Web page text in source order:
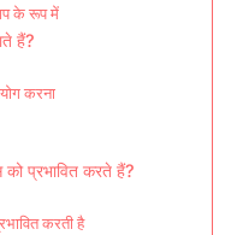
के रूप में
हैं?
करना
को प्रभावित करते हैं?
करती है